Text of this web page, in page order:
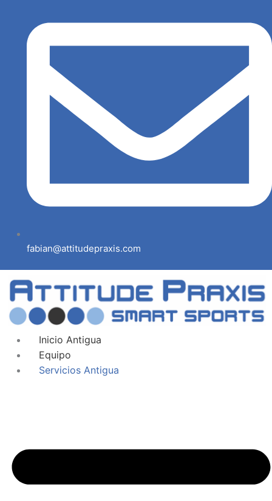
fabian@attitudepraxis.com
Inicio Antigua
Equipo
Servicios Antigua